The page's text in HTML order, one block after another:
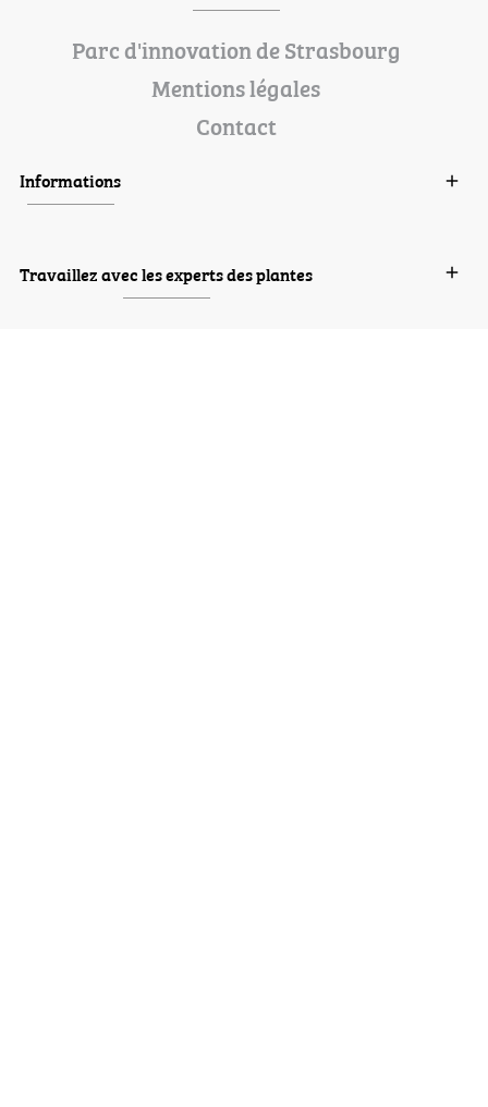
Parc d'innovation de Strasbourg
Mentions légales
Contact
Informations 
Travaillez avec les experts des plantes 